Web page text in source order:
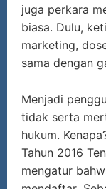
juga perkara
biasa. Dulu,
marketing,
sama dengan
Menjadi
tidak serta
hukum.
Tahun 2016
mengatur